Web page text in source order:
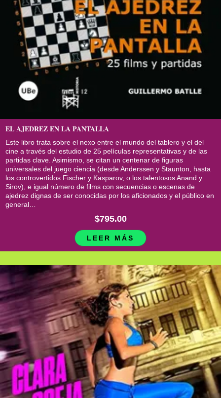
EL AJEDREZ EN LA PANTALLA
Este libro trata sobre el nexo entre el mundo del tablero y el del
cine a través del estudio de 25 películas representativas y de las
partidas clave. Asimismo, se citan un centenar de figuras
universales del juego ciencia (desde Anderssen y Staunton, hasta
los controvertidos Fischer y Kasparov, o los talentosos Anand y
Sirov), e igual número de films con secuencias o escenas de
ajedrez dignas de ser conocidas por los aficionados y el público en
general…
$795.00
LEER MÁS